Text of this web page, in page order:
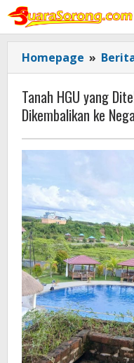
Lewati
konten
Homepage »
Tanah HGU yang
Dikembalikan ke